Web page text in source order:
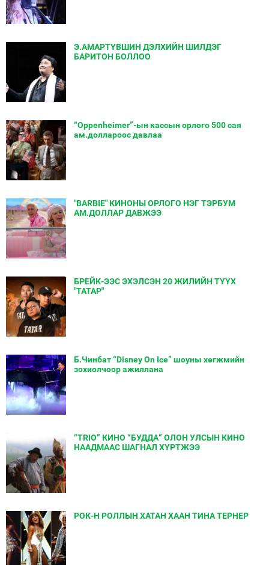
Э.АМАРТҮВШИН ДЭЛХИЙН ШИЛДЭГ
БАРИТОН БОЛЛОО
“Oppenheimer”-ын кассын орлого 500 сая
ам.доллароос давлаа
"BARBIE" КИНОНЫ ОРЛОГО НЭГ ТЭРБУМ
АМ.ДОЛЛАР ДАВЖЭЭ
БРЕЙК-ЭЭС ЭХЭЛСЭН 20 ЖИЛИЙН ТҮҮХ
"ТАТАР"
Б.Чинбат “Disney On Ice” шоуны хөгжмийн
зохиолчоор ажиллана
“TRIO” КИНО “БУДДА” ОЛОН УЛСЫН КИНО
НААДМААС ШАГНАЛ ХҮРТЖЭЭ
РОК-Н РОЛЛЫН ХАТАН ХААН ТИНА ТЕРНЕР